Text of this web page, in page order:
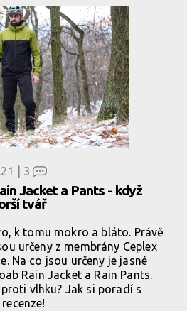
| 3
Jacket a Pants - když
tvář
k tomu mokro a bláto. Právě
určeny z membrány Ceplex
Na co jsou určeny je jasné
Rain Jacket a Rain Pants.
vlhku? Jak si poradí s